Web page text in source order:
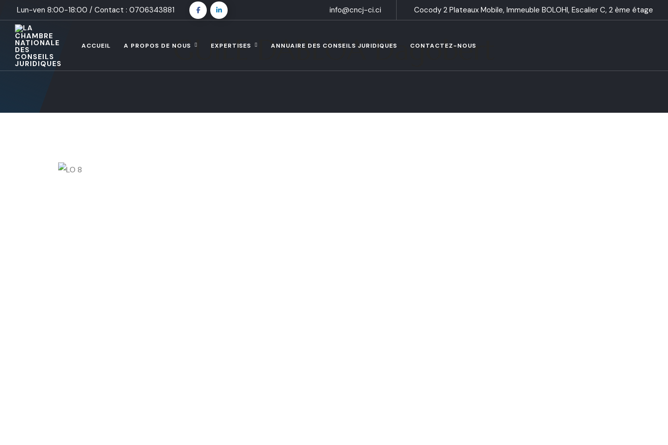
Lun-ven 8:00-18:00 / Contact : 0706343881 info@cncj-ci.ci Cocody 2 Plateaux Mobile, Immeuble BOLOHI, Escalier C, 2 ème étage
ACCUEIL A PROPOS DE NOUS EXPERTISES ANNUAIRE DES CONSEILS JURIDIQUES CONTACTEZ-NOUS
GUILE DABLOA Dagobert